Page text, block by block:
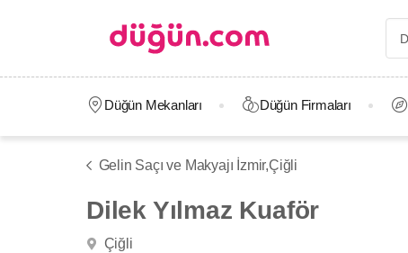
Düğün Mekanları Düğün Firmaları
Gelin Saçı ve Makyajı İzmir,Çiğli
Dilek Yılmaz Kuaför
Çiğli